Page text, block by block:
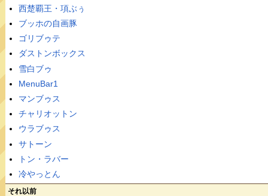
西楚覇王・項ぶぅ
ブッホの自画豚
ゴリブゥテ
ダストンボックス
雪白ブゥ
MenuBar1
マンブゥス
チャリオットン
ウラブゥス
サトーン
トン・ラバー
冷やっとん
それ以前